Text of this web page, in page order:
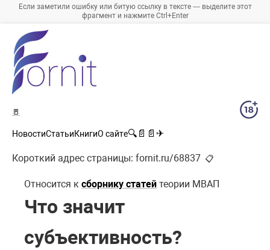
Если заметили ошибку или битую ссылку в тексте — выделите этот
фрагмент и нажмите Ctrl+Enter
🚪
НовостиСтатьиКнигиО сайте🔍 📄 📄 ✈
Короткий адрес страницы: fornit.ru/68837 📋
Относится к сборнику статей теории МВАП
Что значит
субъективность?